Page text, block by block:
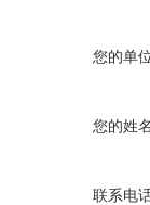
您的单
您的姓
联系电